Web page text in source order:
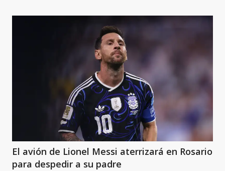
El avión de Lionel Messi aterrizará en Rosario
para despedir a su padre